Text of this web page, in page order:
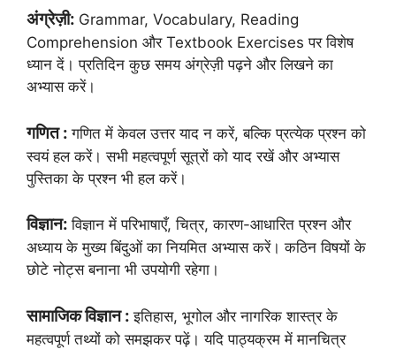
अंग्रेज़ी: Grammar, Vocabulary, Reading
Comprehension और Textbook Exercises पर विशेष
ध्यान दें। प्रतिदिन कुछ समय अंग्रेज़ी पढ़ने और लिखने का
अभ्यास करें।
गणित :गणित में केवल उत्तर याद न करें, बल्कि प्रत्येक प्रश्न को
स्वयं हल करें। सभी महत्वपूर्ण सूत्रों को याद रखें और अभ्यास
पुस्तिका के प्रश्न भी हल करें।
विज्ञान:विज्ञान में परिभाषाएँ, चित्र, कारण-आधारित प्रश्न और
अध्याय के मुख्य बिंदुओं का नियमित अभ्यास करें। कठिन विषयों के
छोटे नोट्स बनाना भी उपयोगी रहेगा।
सामाजिक विज्ञान :इतिहास, भूगोल और नागरिक शास्त्र के
महत्वपूर्ण तथ्यों को समझकर पढ़ें। यदि पाठ्यक्रम में मानचित्र